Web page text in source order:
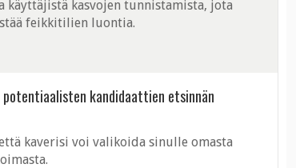
käyttäjistä kasvojen tunnistamista, jota
feikkitilien luontia.
kandidaattien etsinnän
kaverisi voi valikoida sinulle omasta